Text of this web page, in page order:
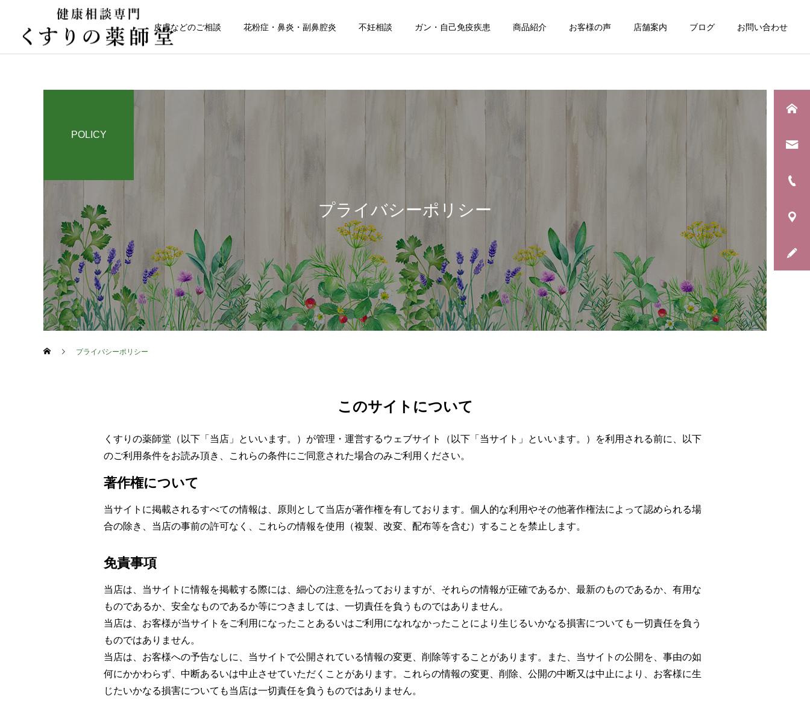
皮膚などのご相談 花粉症・鼻炎・副鼻腔炎 不妊相談 ガン・自己免疫疾患 商品紹介 お客様の声 店舗案内 ブログ お問い合わせ
詳細を見る
なかなか治らない皮膚トラ
年に一度の「銀河水キャン
プライバシーポリシー
POLICY
プライバシーポリシー
このサイトについて
くすりの薬師堂（以下「当店」といいます。）が管理・運営するウェブサイト（以下「当サイト」といいます。）を利用される前に、以下
のご利用条件をお読み頂き、これらの条件にご同意された場合のみご利用ください。
著作権について
当サイトに掲載されるすべての情報は、原則として当店が著作権を有しております。個人的な利用やその他著作権法によって認められる場
合の除き、当店の事前の許可なく、これらの情報を使用（複製、改変、配布等を含む）することを禁止します。
免責事項
当店は、当サイトに情報を掲載する際には、細心の注意を払っておりますが、それらの情報が正確であるか、最新のものであるか、有用な
ものであるか、安全なものであるか等につきましては、一切責任を負うものではありません。
当店は、お客様が当サイトをご利用になったことあるいはご利用になれなかったことにより生じるいかなる損害についても一切責任を負う
ものではありません。
当店は、お客様への予告なしに、当サイトで公開されている情報の変更、削除等することがあります。また、当サイトの公開を、事由の如
何にかかわらず、中断あるいは中止させていただくことがあります。これらの情報の変更、削除、公開の中断又は中止により、お客様に生
じたいかなる損害についても当店は一切責任を負うものではありません。